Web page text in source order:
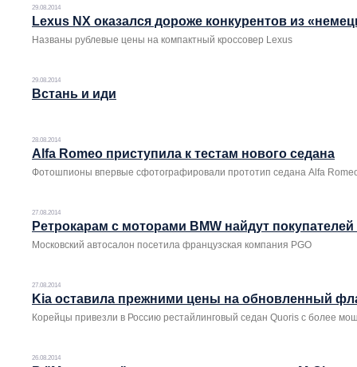
29.08.2014
Lexus NX оказался дороже конкурентов из
Названы рублевые цены на компактный кроссовер Lexus
29.08.2014
Встань и иди
28.08.2014
Alfa Romeo приступила к тестам нового седана
Фотошпионы впервые сфотографировали прототип седана Alfa
27.08.2014
Ретрокарам с моторами BMW найдут
Московский автосалон посетила французская компания PGO
27.08.2014
Kia оставила прежними цены на обновленный
Корейцы привезли в Россию рестайлинговый седан Quoris с более
26.08.2014